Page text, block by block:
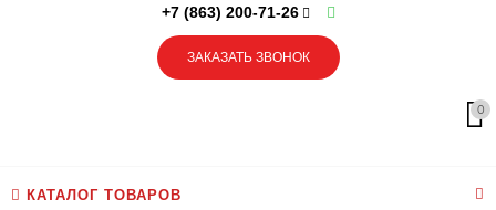
+7 (863) 200-71-26
ЗАКАЗАТЬ ЗВОНОК
0
КАТАЛОГ ТОВАРОВ